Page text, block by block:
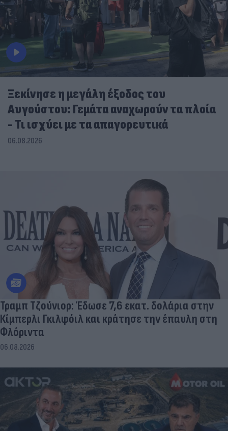
Ξεκίνησε η μεγάλη έξοδος του
Αυγούστου: Γεμάτα αναχωρούν τα πλοία
- Τι ισχύει με τα απαγορευτικά
06.08.2026
Τραμπ Τζούνιορ: Έδωσε 7,6 εκατ. δολάρια στην
Κίμπερλι Γκιλφόιλ και κράτησε την έπαυλη στη
Φλόριντα
06.08.2026